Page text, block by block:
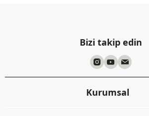
Bizi takip edin
Kurumsal